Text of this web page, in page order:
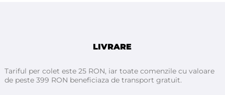
LIVRARE
Tariful per colet este 25 RON, iar toate comenzile cu valoare
de peste 399 RON beneficiaza de transport gratuit.